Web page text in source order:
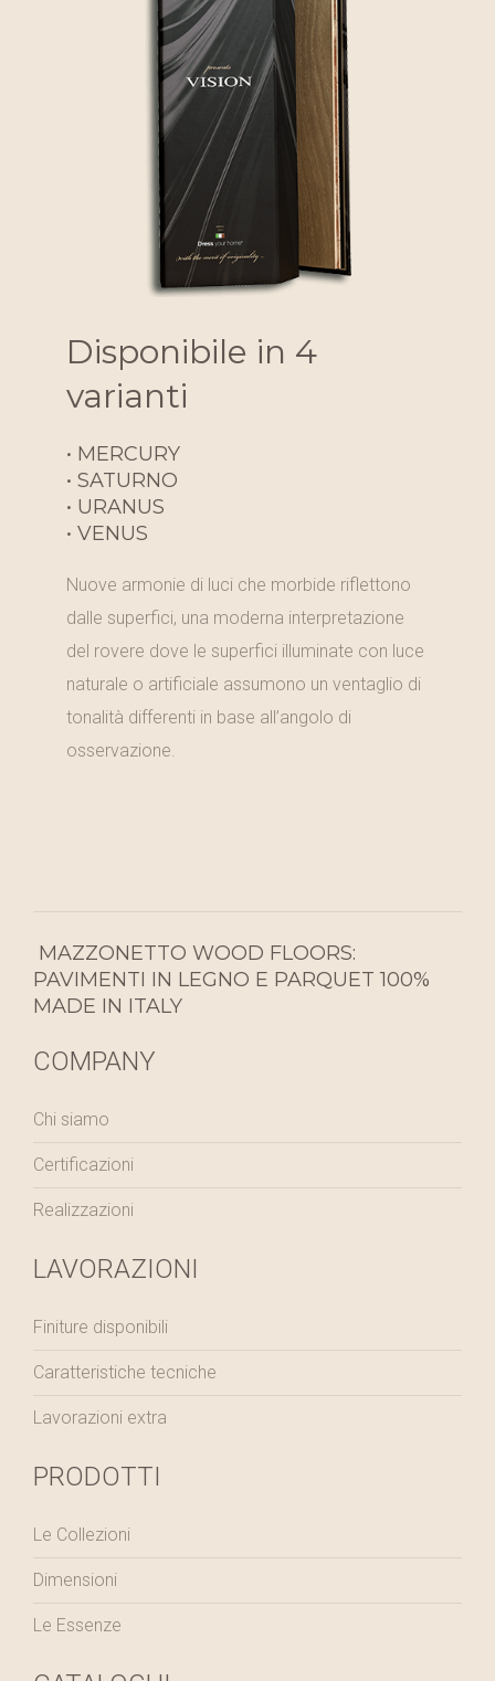
Disponibile in 4
varianti
• MERCURY
• SATURNO
• URANUS
• VENUS
Nuove armonie di luci che morbide riflettono
dalle superfici, una moderna interpretazione
del rovere dove le superfici illuminate con luce
naturale o artificiale assumono un ventaglio di
tonalità differenti in base all’angolo di
osservazione.
MAZZONETTO WOOD FLOORS:
PAVIMENTI IN LEGNO E PARQUET 100%
MADE IN ITALY
COMPANY
Chi siamo
Certificazioni
Realizzazioni
LAVORAZIONI
Finiture disponibili
Caratteristiche tecniche
Lavorazioni extra
PRODOTTI
Le Collezioni
Dimensioni
Le Essenze